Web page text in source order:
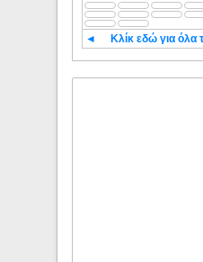
◄ Κλίκ εδώ για όλα